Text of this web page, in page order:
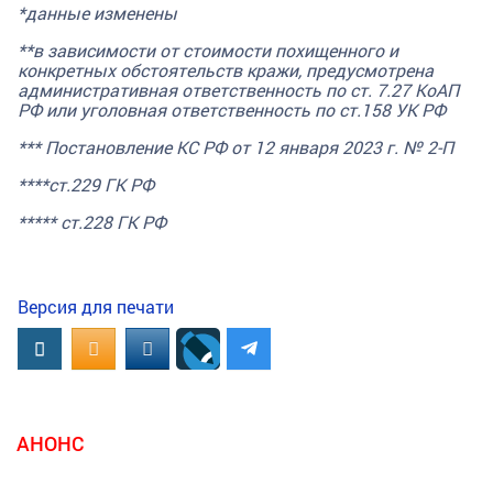
*данные изменены
**в зависимости от стоимости похищенного и
конкретных обстоятельств кражи, предусмотрена
административная ответственность по ст. 7.27 КоАП
РФ или уголовная ответственность по ст.158 УК РФ
*** Постановление КС РФ от 12 января 2023 г. № 2-П
****ст.229 ГК РФ
***** ст.228 ГК РФ
Версия для печати
ВконтактеOK.RUMAIL.RU
АНОНС